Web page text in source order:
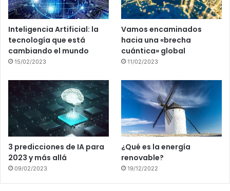
Inteligencia Artificial: la
tecnología que está
cambiando el mundo
15/02/2023
Vamos encaminados
hacia una «brecha
cuántica» global
11/02/2023
3 predicciones de IA para
2023 y más allá
09/02/2023
¿Qué es la energía
renovable?
19/12/2022